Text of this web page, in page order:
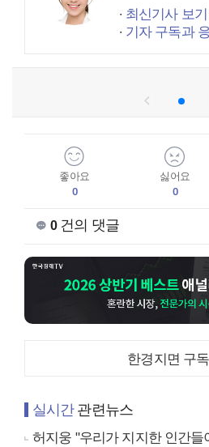
최신기사 보기
기자 구독과
좋아요
0
싫어요
0
0건의 댓글
한경지면 구
실시간관련뉴스
허지웅 "우리가 지지한 인간들이